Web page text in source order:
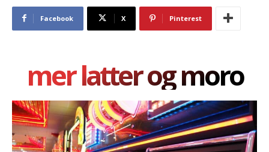
Facebook X Pinterest
mer latter og moro